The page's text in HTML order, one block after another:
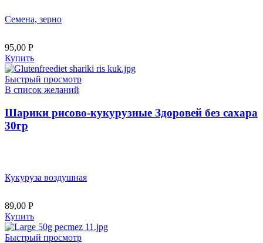
Семена, зерно
95,00 Р
Купить
Быстрый просмотр
В список желаний
Шарики рисово-кукурузные Здоровей без сахара
30гр
Кукуруза воздушная
89,00 Р
Купить
Быстрый просмотр